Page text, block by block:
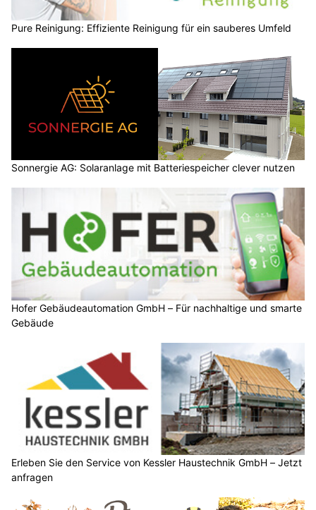
Pure Reinigung: Effiziente Reinigung für ein sauberes Umfeld
Sonnergie AG: Solaranlage mit Batteriespeicher clever nutzen
Hofer Gebäudeautomation GmbH – Für nachhaltige und smarte
Gebäude
Erleben Sie den Service von Kessler Haustechnik GmbH – Jetzt
anfragen